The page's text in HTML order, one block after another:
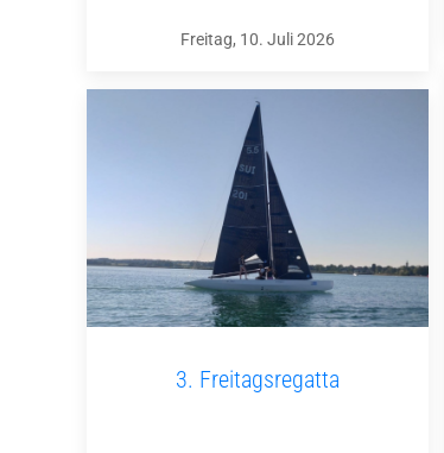
Freitag, 10. Juli 2026
3. Freitagsregatta